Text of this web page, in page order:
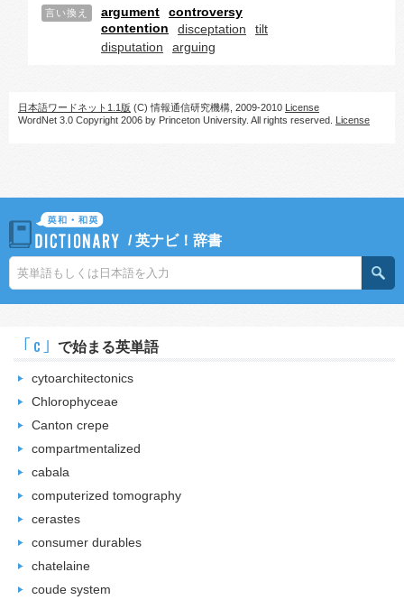
言い換え argument
controversy
contention
disceptation
tilt
disputation
arguing
日本語ワードネット1.1版 (C) 情報通信研究機構, 2009-2010 License
WordNet 3.0 Copyright 2006 by Princeton University. All rights reserved. License
/英ナビ！辞書
｢c｣ で始まる英単語
cytoarchitectonics
Chlorophyceae
Canton crepe
compartmentalized
cabala
computerized tomography
cerastes
consumer durables
chatelaine
coude system